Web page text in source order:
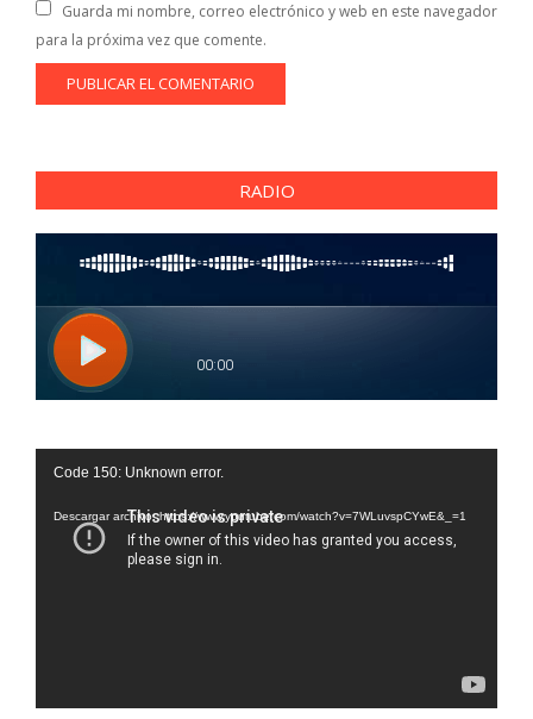
Guarda mi nombre, correo electrónico y web en este navegador
para la próxima vez que comente.
RADIO
Reproductor
vídeo
Code 150: Unknown error.
Descargar archivo: https://www.youtube.com/watch?v=7WLuvspCYwE&_=1